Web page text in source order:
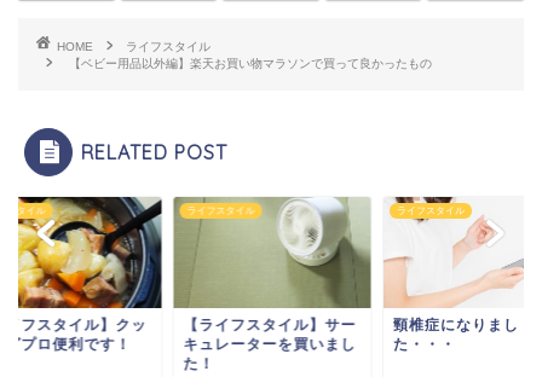
HOME
ライフスタイル
【ベビー用品以外編】楽天お買い物マラソンで買って良かったもの
RELATED POST
スタイル
イフスタイル】クッ
グプロ便利です！
ライフスタイル
【ライフスタイル】サー
キュレーターを買いまし
た！
ライフスタイル
頸椎症になりまし
た・・・